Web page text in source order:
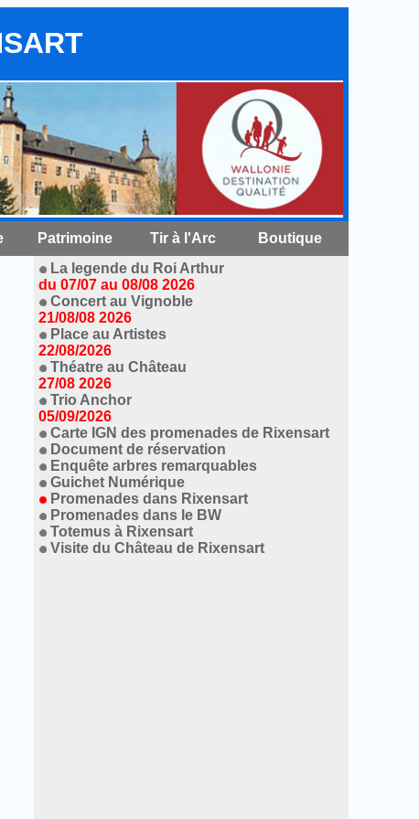
Patrimoine Tir à l'Arc Boutique
La legende du Roi Arthur
du 07/07 au 08/08 2026
Concert au Vignoble
21/08/08 2026
Place au Artistes
22/08/2026
Théatre au Château
27/08 2026
Trio Anchor
05/09/2026
Carte IGN des promenades de Rixensart
Document de réservation
Enquête arbres remarquables
Guichet Numérique
Promenades dans Rixensart
Promenades dans le BW
Totemus à Rixensart
Visite du Château de Rixensart